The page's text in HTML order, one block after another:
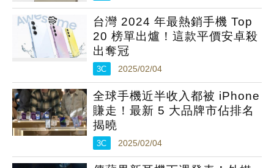
台灣 2024 年最熱銷手機 Top
20 榜單出爐！這款平價安卓殺
出奪冠
3C 2025/02/04
全球手機近半收入都被 iPhone
賺走！最新 5 大品牌市佔排名
揭曉
3C 2025/02/04